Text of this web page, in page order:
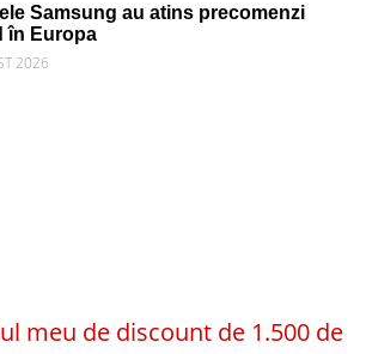
Samsung au atins precomenzi
în Europa
2026
meu de discount de 1.500 de